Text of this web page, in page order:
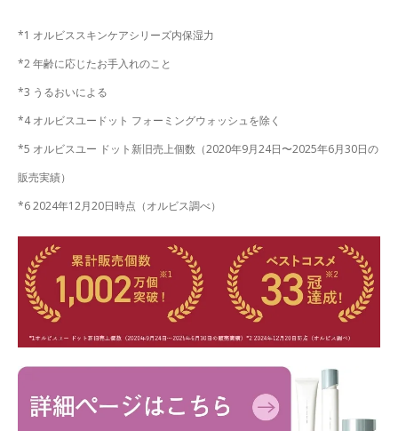
*1 オルビススキンケアシリーズ内保湿力
*2 年齢に応じたお手入れのこと
*3 うるおいによる
*4 オルビスユードット フォーミングウォッシュを除く
*5 オルビスユー ドット新旧売上個数（2020年9月24日〜2025年6月30日の
販売実績）
*6 2024年12月20日時点（オルビス調べ）